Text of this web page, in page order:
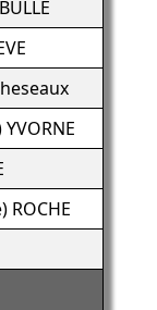
ROCHE